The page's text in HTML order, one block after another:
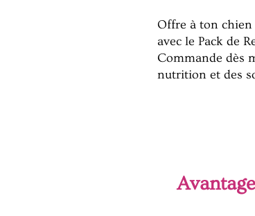
Offre à ton chien
avec le Pack de
Commande dès
nutrition et des